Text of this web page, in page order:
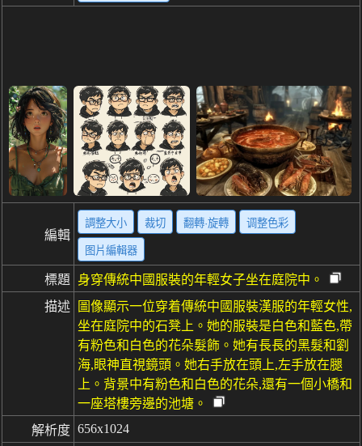
編輯
調整大小 裁切 翻轉·旋轉 调整色彩
图片編輯器
標題
身穿傳統中國服裝的年輕女子坐在庭院中。
描述
圖像顯示一位穿着傳統中國服裝漢服的年輕女性,
坐在庭院中的石凳上。她的服裝是白色和藍色,帶
有粉色和白色的花朵髮飾。她有長長的黑髮和劉
海,眼神直視鏡頭。她右手放在頭上,左手放在腿
上。背景中有粉色和白色的花朵,還有一個小橋和
一座塔樓旁邊的池塘。
解析度 656x1024